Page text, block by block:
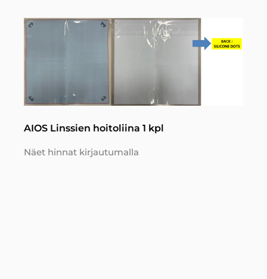
AIOS Linssien hoitoliina 1 kpl
Näet hinnat kirjautumalla